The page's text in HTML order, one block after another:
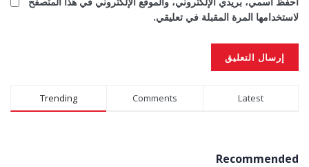
لاستخدامها المرة المقبلة في تعليقي.
Alternative:
Trending Comments Latest
Recommended